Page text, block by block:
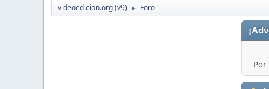
videoedicion.org (v9) ► Foro
Por